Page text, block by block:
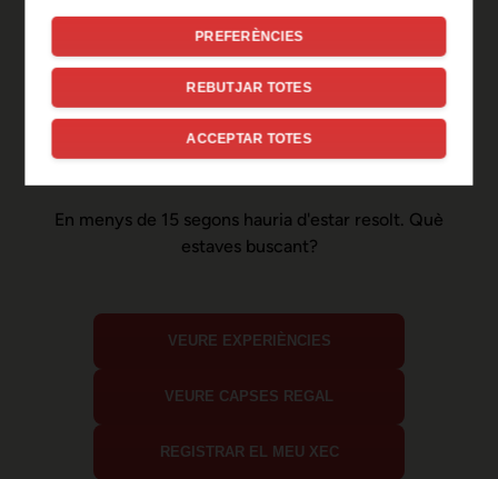
Ep, disculpa!
Sembla que hi ha hagut un
error de connexió temporal
En menys de 15 segons hauria d'estar resolt. Què
estaves buscant?
VEURE EXPERIÈNCIES
VEURE CAPSES REGAL
REGISTRAR EL MEU XEC
PREFERÈNCIES
REBUTJAR TOTES
ACCEPTAR TOTES